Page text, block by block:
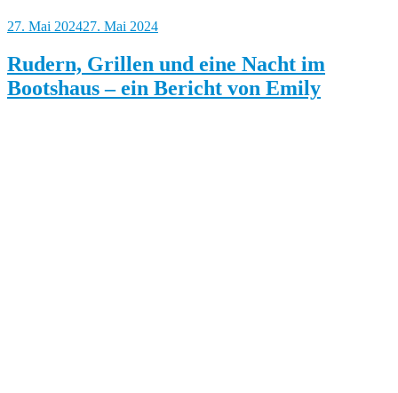
Posted
27. Mai 202427. Mai 2024
Rudern, Grillen und eine Nacht im
Bootshaus – ein Bericht von Emily